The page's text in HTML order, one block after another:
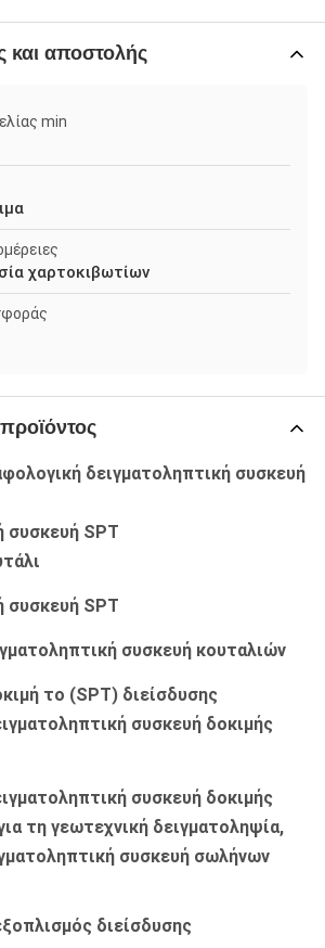
αποστολής
min
χαρτοκιβωτίων
δειγματοληπτική συσκευή
συσκευή SPT
συσκευή SPT
συσκευή κουταλιών
το (SPT) διείσδυσης
συσκευή δοκιμής
συσκευή δοκιμής
τη γεωτεχνική δειγματοληψία,
συσκευή σωλήνων
διείσδυσης